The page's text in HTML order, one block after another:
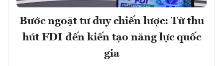
Bước ngoặt tư duy chiến lược: Từ thu
hút FDI đến kiến tạo năng lực quốc
gia